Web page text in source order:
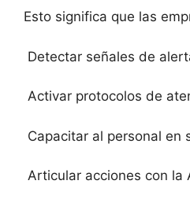
Esto significa que las
Detectar señales de
Activar protocolos de
Capacitar al personal en
Articular acciones con la